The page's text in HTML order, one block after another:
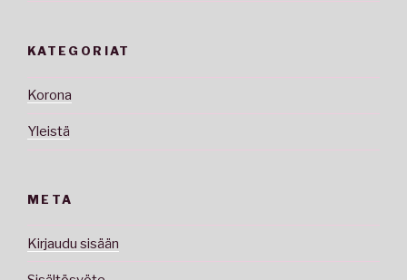
KATEGORIAT
Korona
Yleistä
META
Kirjaudu sisään